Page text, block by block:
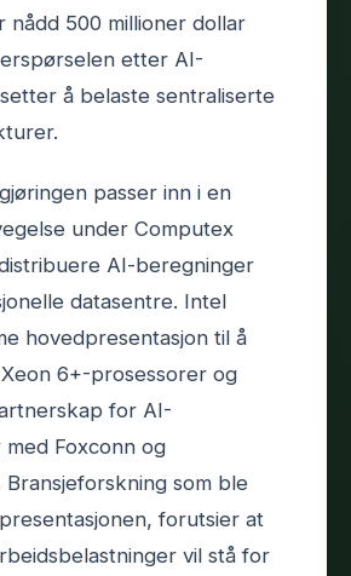
nådd 500 millioner dollar
etter AI-
å belaste sentraliserte
passer inn i en
under Computex
AI-beregninger
datasentre. Intel
hovedpresentasjon til å
6+-prosessorer og
for AI-
Foxconn og
Bransjeforskning som ble
forutsier at
vil stå for